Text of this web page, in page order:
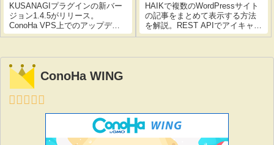
KUSANAGIプラグインの新バー
ジョン1.4.5がリリース。
ConoHa VPS上でのアップデー
ト手順をコマンドコピペで解
以内に完了。初心者でも安心の
丁寧な手順付き。
HAIKで複数のWordPressサイト
の記事をまとめて表示する方法
を解説。REST APIでアイキャッ
チ画像を取得し、NEWリボン付
ConoHa WING